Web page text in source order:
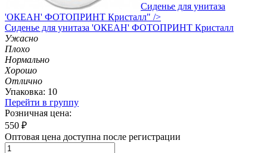
Сиденье для унитаза
'ОКЕАН' ФОТОПРИНТ Кристалл" />
Сиденье для унитаза 'ОКЕАН' ФОТОПРИНТ Кристалл
Ужасно
Плохо
Нормально
Хорошо
Отлично
Упаковка: 10
Перейти в группу
Розничная цена:
550 ₽
Оптовая цена доступна после регистрации